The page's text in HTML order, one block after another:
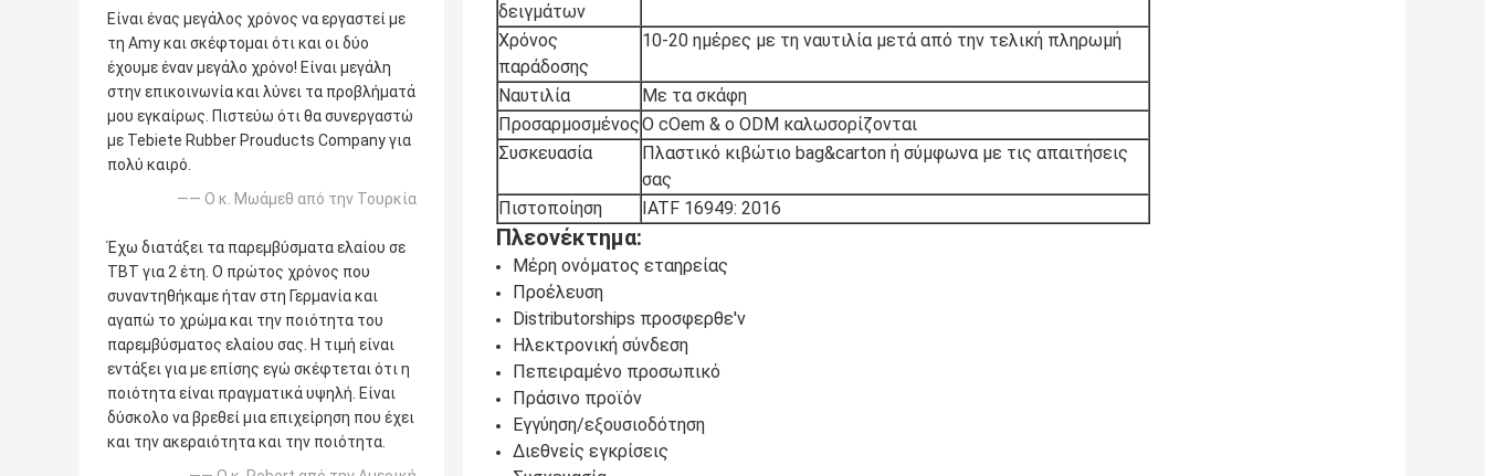
Είναι ένας μεγάλος χρόνος να εργαστεί με
τη Amy και σκέφτομαι ότι και οι δύο
έχουμε έναν μεγάλο χρόνο! Είναι μεγάλη
στην επικοινωνία και λύνει τα προβλήματά
μου εγκαίρως. Πιστεύω ότι θα συνεργαστώ
με Tebiete Rubber Prouducts Company για
πολύ καιρό.
—— Ο κ. Μωάμεθ από την Τουρκία
Έχω διατάξει τα παρεμβύσματα ελαίου σε
TBT για 2 έτη. Ο πρώτος χρόνος που
συναντηθήκαμε ήταν στη Γερμανία και
αγαπώ το χρώμα και την ποιότητα του
παρεμβύσματος ελαίου σας. Η τιμή είναι
εντάξει για με επίσης εγώ σκέφτεται ότι η
ποιότητα είναι πραγματικά υψηλή. Είναι
δύσκολο να βρεθεί μια επιχείρηση που έχει
και την ακεραιότητα και την ποιότητα.
δειγμάτων
Χρόνος
παράδοσης
10-20 ημέρες με τη ναυτιλία μετά από την τελική πληρωμή
Ναυτιλία
Με τα σκάφη
ΠροσαρμοσμένοςΟ cOem & ο ODM καλωσορίζονται
Συσκευασία
Πλαστικό κιβώτιο bag&carton ή σύμφωνα με τις απαιτήσεις
σας
Πιστοποίηση
IATF 16949: 2016
Πλεονέκτημα:
Μέρη ονόματος εταηρείας
Προέλευση
Distributorships προσφερθε'ν
Ηλεκτρονική σύνδεση
Πεπειραμένο προσωπικό
Πράσινο προϊόν
Εγγύηση/εξουσιοδότηση
Διεθνείς εγκρίσεις